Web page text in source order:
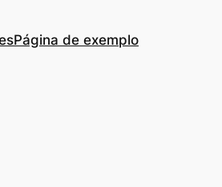
Página de exemplo